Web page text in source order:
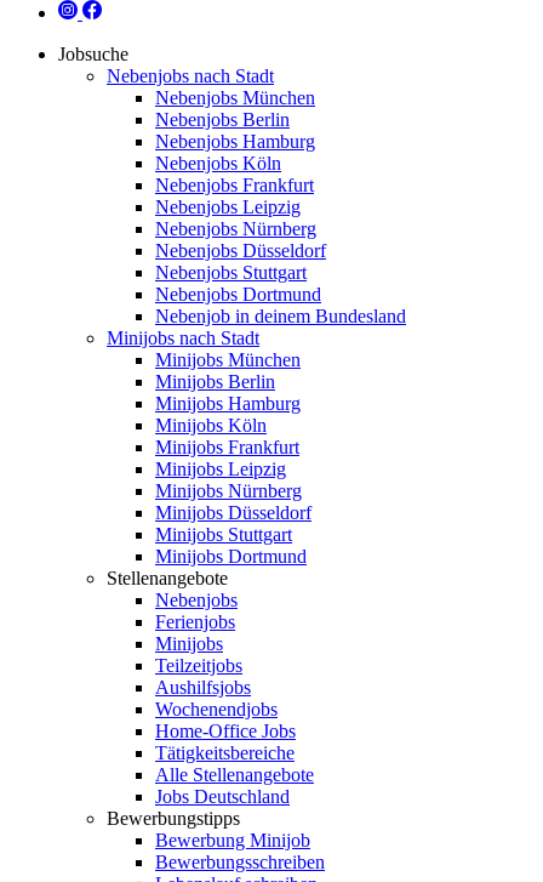
Jobsuche
Nebenjobs nach Stadt
Nebenjobs München
Nebenjobs Berlin
Nebenjobs Hamburg
Nebenjobs Köln
Nebenjobs Frankfurt
Nebenjobs Leipzig
Nebenjobs Nürnberg
Nebenjobs Düsseldorf
Nebenjobs Stuttgart
Nebenjobs Dortmund
Nebenjob in deinem Bundesland
Minijobs nach Stadt
Minijobs München
Minijobs Berlin
Minijobs Hamburg
Minijobs Köln
Minijobs Frankfurt
Minijobs Leipzig
Minijobs Nürnberg
Minijobs Düsseldorf
Minijobs Stuttgart
Minijobs Dortmund
Stellenangebote
Nebenjobs
Ferienjobs
Minijobs
Teilzeitjobs
Aushilfsjobs
Wochenendjobs
Home-Office Jobs
Tätigkeitsbereiche
Alle Stellenangebote
Jobs Deutschland
Bewerbungstipps
Bewerbung Minijob
Bewerbungsschreiben